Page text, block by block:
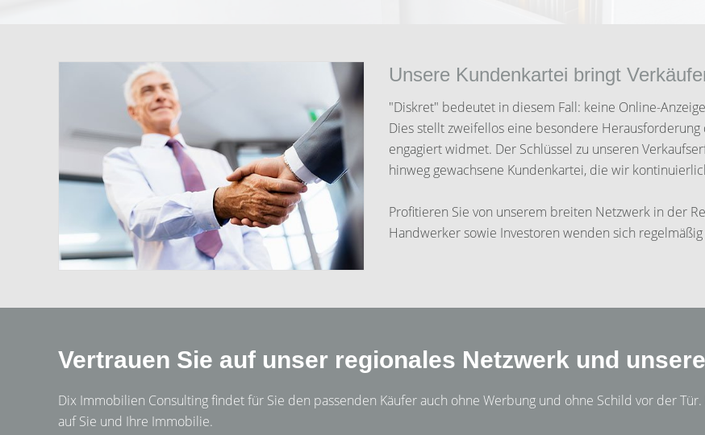
Unsere Kundenkartei bringt
"Diskret" bedeutet in diesem Fall: keine Online-
Dies stellt zweifellos eine besondere
engagiert widmet. Der Schlüssel zu unseren
hinweg gewachsene Kundenkartei, die wir
Profitieren Sie von unserem breiten Netzwerk in der
Handwerker sowie Investoren wenden sich
Vertrauen Sie auf unser regionales Netzwerk und
Dix Immobilien Consulting findet für Sie den passenden Käufer auch ohne Werbung und ohne Schild vor der
auf Sie und Ihre Immobilie.